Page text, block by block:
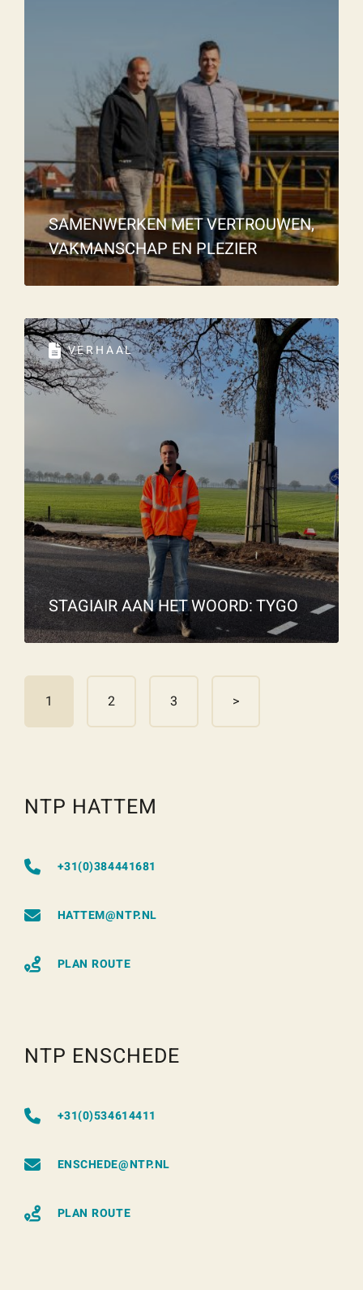
SAMENWERKEN MET VERTROUWEN,
VAKMANSCHAP EN PLEZIER
VERHAAL
STAGIAIR AAN HET WOORD: TYGO
1 2 3 >
NTP HATTEM
+31(0)384441681
HATTEM@NTP.NL
PLAN ROUTE
NTP ENSCHEDE
+31(0)534614411
ENSCHEDE@NTP.NL
PLAN ROUTE